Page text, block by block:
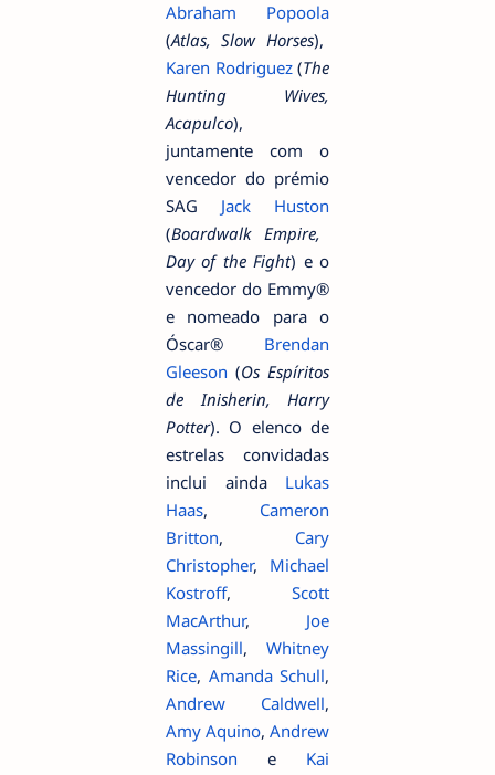
Abraham Popoola
(Atlas, Slow Horses),
Karen Rodriguez(The
Hunting Wives,
Acapulco),
juntamente com o
vencedor do prémio
SAG Jack Huston
(Boardwalk Empire,
Day of the Fight) e o
vencedor do Emmy®
e nomeado para o
Óscar® Brendan
Gleeson (Os Espíritos
de Inisherin, Harry
Potter). O elenco de
estrelas convidadas
inclui ainda Lukas
Haas, Cameron
Britton, Cary
Christopher, Michael
Kostroff, Scott
MacArthur, Joe
Massingill, Whitney
Rice, Amanda Schull,
Andrew Caldwell,
Amy Aquino, Andrew
Robinson e Kai